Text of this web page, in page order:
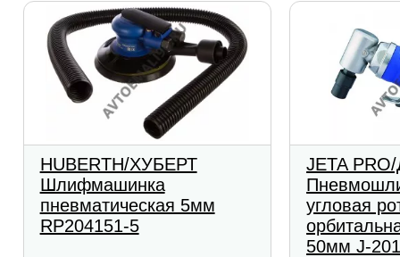
HUBERTH/ХУБЕРТ
Шлифмашинка
пневматическая 5мм
RP204151-5
JETA
угловая
50мм J-